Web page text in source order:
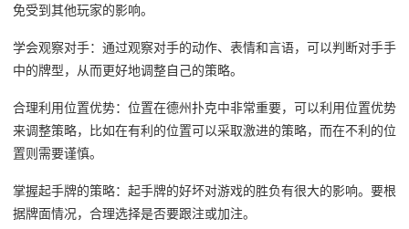
免受到其他玩家的影响。
学会观察对手：通过观察对手的动作、表情和言语，可以判断对手手
中的牌型，从而更好地调整自己的策略。
合理利用位置优势：位置在德州扑克中非常重要，可以利用位置优势
来调整策略，比如在有利的位置可以采取激进的策略，而在不利的位
置则需要谨慎。
掌握起手牌的策略：起手牌的好坏对游戏的胜负有很大的影响。要根
据牌面情况，合理选择是否要跟注或加注。